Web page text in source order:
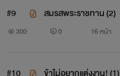
#9 สมรสพระราชทาน (2)
300 0 16 หน้า
#10 ข้าไม่อยากแต่งงาน! (1)